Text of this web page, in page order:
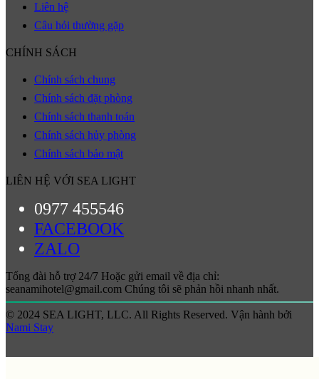
Liên hệ
Câu hỏi thường gặp
CHÍNH SÁCH
Chính sách chung
Chính sách đặt phòng
Chính sách thanh toán
Chính sách hủy phòng
Chính sách bảo mật
LIÊN HỆ VỚI SEA LIGHT
0977 455546
FACEBOOK
ZALO
Tổng đài hỗ trợ 24/7 Hoặc gửi email về địa chỉ:
seanamihotel@gmail.com Chúng tôi sẽ phản hồi nhanh nhất.
© 2024 SEA LIGHT, LLC. All Rights Reserved. Vận hành bởi
Nami Stay